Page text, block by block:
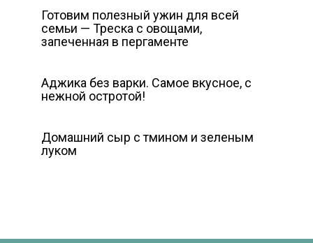
Готовим полезный ужин для всей
семьи — Треска с овощами,
запеченная в пергаменте
Аджика без варки. Самое вкусное, с
нежной остротой!
Домашний сыр с тмином и зеленым
луком